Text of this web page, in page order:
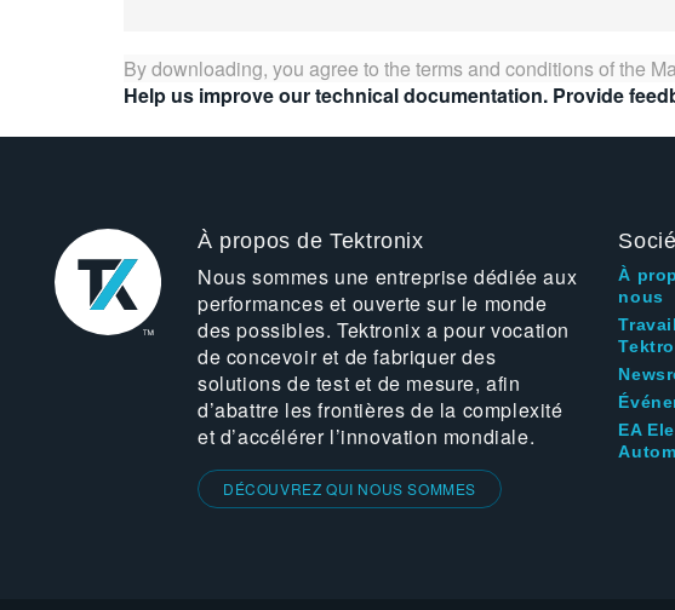
By downloading, you agree to the terms and conditions of the
Help us improve our technical documentation. Provide
À propos de Tektronix
Nous sommes une entreprise dédiée aux
performances et ouverte sur le monde
des possibles. Tektronix a pour vocation
de concevoir et de fabriquer des
solutions de test et de mesure, afin
d’abattre les frontières de la complexité
et d’accélérer l’innovation mondiale.
DÉCOUVREZ QUI NOUS SOMMES
À
nous
EA